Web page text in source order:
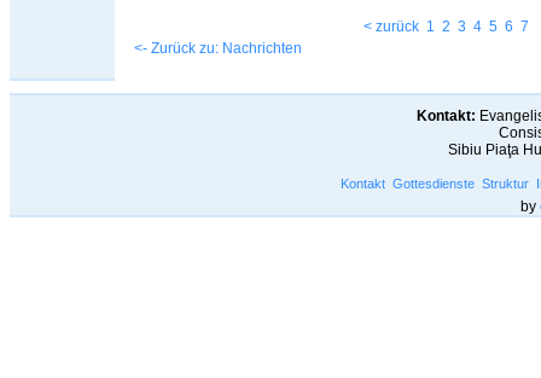
< zurück 1 2 3 4 5 6 7
<- Zurück zu: Nachrichten
Kontakt:
Sibiu Piaţa
Kontakt Gottesdienste Struktur
by